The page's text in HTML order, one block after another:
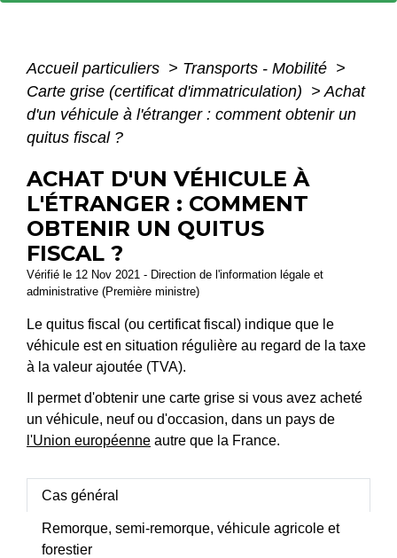
Accueil particuliers > Transports - Mobilité >
Carte grise (certificat d'immatriculation) > Achat
d'un véhicule à l'étranger : comment obtenir un
quitus fiscal ?
ACHAT D'UN VÉHICULE À
L'ÉTRANGER : COMMENT
OBTENIR UN QUITUS
FISCAL ?
Vérifié le 12 Nov 2021 - Direction de l'information légale et
administrative (Première ministre)
Le quitus fiscal (ou certificat fiscal) indique que le
véhicule est en situation régulière au regard de la taxe
à la valeur ajoutée (TVA).
Il permet d'obtenir une carte grise si vous avez acheté
un véhicule, neuf ou d'occasion, dans un pays de
l'Union européenne autre que la France.
Cas général
Remorque, semi-remorque, véhicule agricole et
forestier